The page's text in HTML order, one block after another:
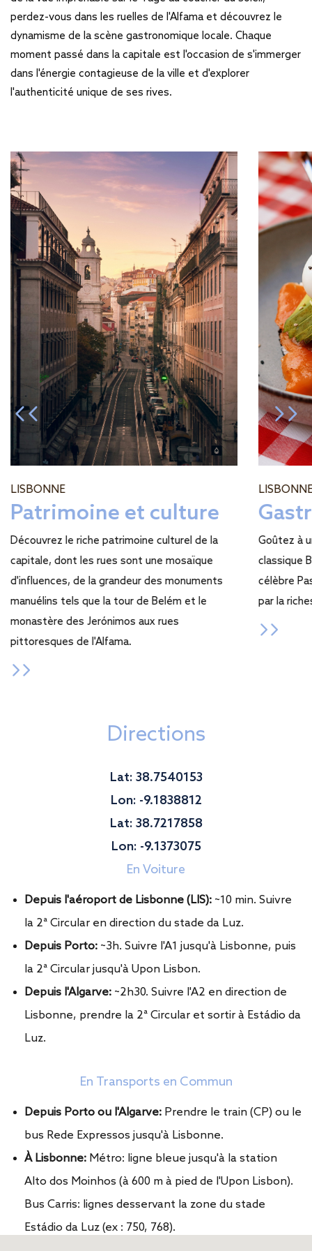
perdez-vous dans les ruelles de l'Alfama et découvrez le
dynamisme de la scène gastronomique locale. Chaque
moment passé dans la capitale est l'occasion de s'immerger
dans l'énergie contagieuse de la ville et d'explorer
l'authenticité unique de ses rives.
LISBONNE
Patrimoine et culture
Découvrez le riche patrimoine culturel de la
capitale, dont les rues sont une mosaïque
d'influences, de la grandeur des monuments
manuélins tels que la tour de Belém et le
monastère des Jerónimos aux rues
pittoresques de l'Alfama.
Goûtez à
classique
célèbre
par la
Directions
Lat: 38.7540153
Lon: -9.1838812
Lat: 38.7217858
Lon: -9.1373075
En Voiture
Depuis l'aéroport de Lisbonne (LIS): ~10 min. Suivre
la 2ª Circular en direction du stade da Luz.
Depuis Porto: ~3h. Suivre l'A1 jusqu'à Lisbonne, puis
la 2ª Circular jusqu'à Upon Lisbon.
Depuis l'Algarve: ~2h30. Suivre l'A2 en direction de
Lisbonne, prendre la 2ª Circular et sortir à Estádio da
Luz.
En Transports en Commun
Depuis Porto ou l'Algarve: Prendre le train (CP) ou le
bus Rede Expressos jusqu'à Lisbonne.
À Lisbonne: Métro: ligne bleue jusqu'à la station
Alto dos Moinhos (à 600 m à pied de l'Upon Lisbon).
Bus Carris: lignes desservant la zone du stade
Estádio da Luz (ex : 750, 768).